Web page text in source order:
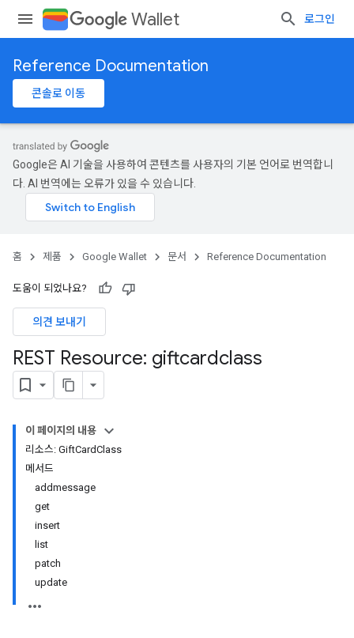
Wallet 로그인
Reference Documentation
콘솔로 이동
Google은 AI 기술을 사용하여 콘텐츠를 사용자의 기본 언어로 번역합니
다. AI 번역에는 오류가 있을 수 있습니다.
홈 제품 Google Wallet 문서 Reference Documentation
도움이 되었나요?
의견 보내기
REST Resource: giftcardclass
이 페이지의 내용
리소스: GiftCardClass
메서드
addmessage
get
insert
list
patch
update